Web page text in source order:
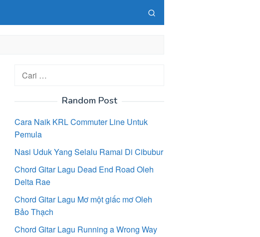
Cari
Random Post
Cara Naik KRL Commuter Line Untuk
Pemula
Nasi Uduk Yang Selalu Ramai Di Cibubur
Chord Gitar Lagu Dead End Road Oleh
Delta Rae
Chord Gitar Lagu Mơ một giấc mơ Oleh
Bảo Thạch
Chord Gitar Lagu Running a Wrong Way